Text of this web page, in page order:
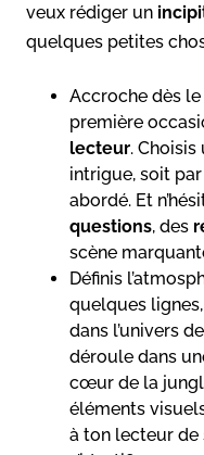
veux rédiger un
quelques petites
Accroche dès le
première
lecteur. Choisis
intrigue, soit
abordé. Et
questions, des
scène
Définis
quelques
dans l’univers
déroule dans
cœur de la
éléments
à ton lecteur de